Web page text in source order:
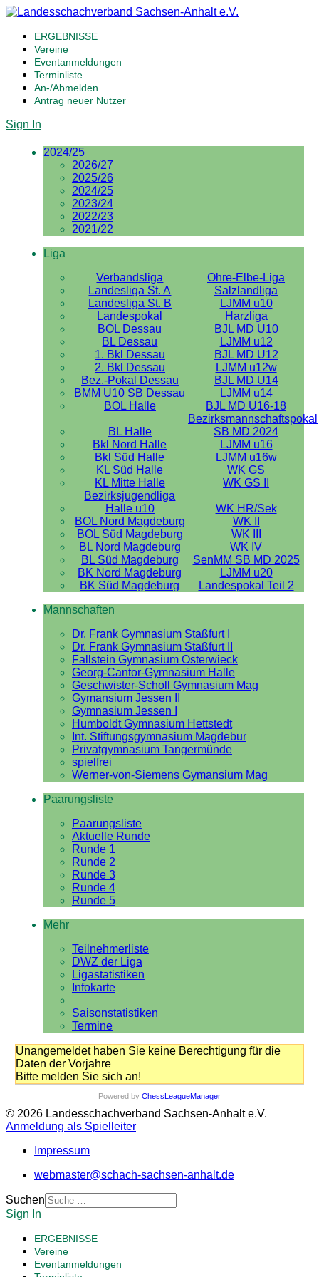
ERGEBNISSE
Vereine
Eventanmeldungen
Terminliste
An-/Abmelden
Antrag neuer Nutzer
Sign In
2024/25
2026/27
2025/26
2024/25
2023/24
2022/23
2021/22
Liga
Verbandsliga
Ohre-Elbe-Liga
Landesliga St. A
Salzlandliga
Landesliga St. B
LJMM u10
Landespokal
Harzliga
BOL Dessau
BJL MD U10
BL Dessau
LJMM u12
1. Bkl Dessau
BJL MD U12
2. Bkl Dessau
LJMM u12w
Bez.-Pokal Dessau
BJL MD U14
BMM U10 SB Dessau
LJMM u14
BOL Halle
BJL MD U16-18
BL Halle
Bezirksmannschaftspokal
SB MD 2024
Bkl Nord Halle
LJMM u16
Bkl Süd Halle
LJMM u16w
KL Süd Halle
WK GS
KL Mitte Halle
WK GS II
Bezirksjugendliga
Halle u10
WK HR/Sek
BOL Nord Magdeburg
WK II
BOL Süd Magdeburg
WK III
BL Nord Magdeburg
WK IV
BL Süd Magdeburg
SenMM SB MD 2025
BK Nord Magdeburg
LJMM u20
BK Süd Magdeburg
Landespokal Teil 2
Mannschaften
Dr. Frank Gymnasium Staßfurt I
Dr. Frank Gymnasium Staßfurt II
Fallstein Gymnasium Osterwieck
Georg-Cantor-Gymnasium Halle
Geschwister-Scholl Gymnasium Mag
Gymansium Jessen II
Gymnasium Jessen I
Humboldt Gymnasium Hettstedt
Int. Stiftungsgymnasium Magdebur
Privatgymnasium Tangermünde
spielfrei
Werner-von-Siemens Gymansium Mag
Paarungsliste
Paarungsliste
Aktuelle Runde
Runde 1
Runde 2
Runde 3
Runde 4
Runde 5
Mehr
Teilnehmerliste
DWZ der Liga
Ligastatistiken
Infokarte
Saisonstatistiken
Termine
Unangemeldet haben Sie keine Berechtigung für die
Daten der Vorjahre
Bitte melden Sie sich an!
Powered by ChessLeagueManager
© 2026 Landesschachverband Sachsen-Anhalt e.V.
Anmeldung als Spielleiter
Impressum
webmaster@schach-sachsen-anhalt.de
Suchen
Sign In
ERGEBNISSE
Vereine
Eventanmeldungen